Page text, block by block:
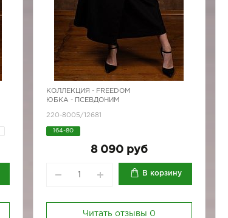
КОЛЛЕКЦИЯ - FREEDOM
ЮБКА - ПСЕВДОНИМ
220-8005/12681
164-80
8 090 руб
В корзину
Читать отзывы 0